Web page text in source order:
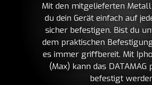
Mit den mitgelieferten
du dein Gerät einfach auf
sicher befestigen. Bist du
dem praktischen
es immer griffbereit. Mit
(Max) kann das DATAMAG
befestigt